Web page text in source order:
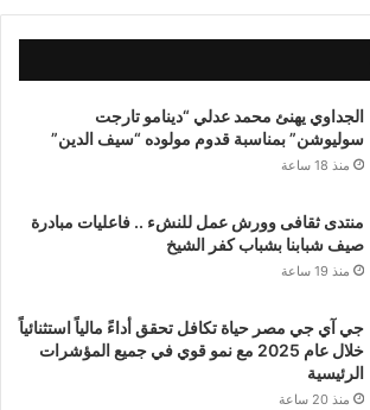
الجداوي يهنئ محمد عدلي “دينامو تارجت
سوليوشن” بمناسبة قدوم مولوده “سيف الدين”
منذ 18 ساعة
منتدى ثقافى وورش عمل للنشء .. فاعليات مبادرة
صيف شبابنا بشباب كفر الشيخ
منذ 19 ساعة
جي آي جي مصر حياة تكافل تحقق أداءً مالياً استثنائياً
خلال عام 2025 مع نمو قوي في جميع المؤشرات
الرئيسية
منذ 20 ساعة